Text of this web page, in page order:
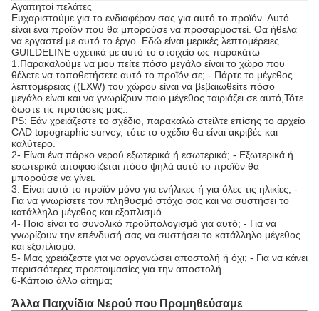
Αγαπητοί πελάτες
Ευχαριστούμε για το ενδιαφέρον σας για αυτό το προϊόν. Αυτό
είναι ένα προϊόν που θα μπορούσε να προσαρμοστεί. Θα ήθελα
να εργαστεί με αυτό το έργο. Εδώ είναι μερικές λεπτομέρειες
GUILDELINE σχετικά με αυτό το στοιχείο ως παρακάτω
1.Παρακαλούμε να μου πείτε πόσο μεγάλο είναι το χώρο που
θέλετε να τοποθετήσετε αυτό το προϊόν σε; - Πάρτε το μέγεθος
λεπτομέρειας ((LXW) του χώρου είναι να βεβαιωθείτε πόσο
μεγάλο είναι και να γνωρίζουν ποιο μέγεθος ταιριάζει σε αυτό,Τότε
δώστε τις προτάσεις μας..
PS: Εάν χρειάζεστε το σχέδιο, παρακαλώ στείλτε επίσης το αρχείο
CAD topographic survey, τότε το σχέδιο θα είναι ακριβές και
καλύτερο.
2- Είναι ένα πάρκο νερού εξωτερικά ή εσωτερικά; - Εξωτερικά ή
εσωτερικά αποφασίζεται πόσο ψηλά αυτό το προϊόν θα
μπορούσε να γίνει.
3. Είναι αυτό το προϊόν μόνο για ενήλικες ή για όλες τις ηλικίες; -
Για να γνωρίσετε τον πληθυσμό στόχο σας και να συστήσει το
κατάλληλο μέγεθος και εξοπλισμό.
4- Ποιο είναι το συνολικό προϋπολογισμό για αυτό; - Για να
γνωρίζουν την επένδυσή σας να συστήσει το κατάλληλο μέγεθος
και εξοπλισμό.
5- Μας χρειάζεστε για να οργανώσει αποστολή ή όχι; - Για να κάνει
περισσότερες προετοιμασίες για την αποστολή.
6-Κάποιο άλλο αίτημα;
Άλλα Παιχνίδια Νερού που Προμηθεύσαμε